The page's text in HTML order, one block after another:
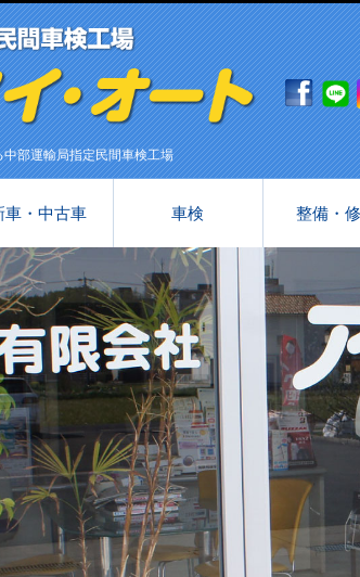
中部運輸局指定民間車検工場
車・中古車 車検 整備・